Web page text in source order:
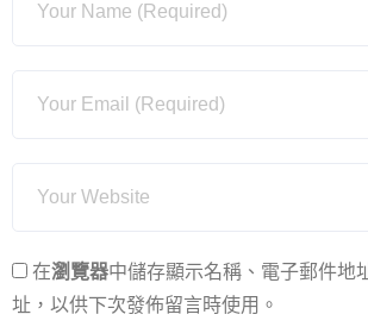
在瀏覽器中儲存顯示名稱、電子郵件地
址，以供下次發佈留言時使用。